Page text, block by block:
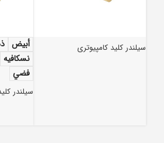
سیلندر کلید کامپیوتری أبيض
نسكافيه
فضي
سیلندر